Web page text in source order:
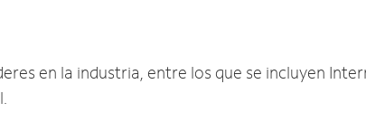
en la industria, entre los que se incluyen